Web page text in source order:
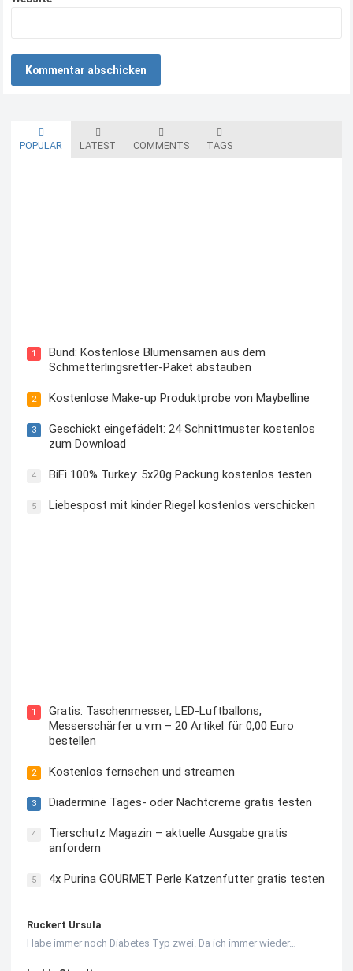
POPULAR LATEST COMMENTS TAGS
1
Bund: Kostenlose Blumensamen aus dem
Schmetterlingsretter-Paket abstauben
2 Kostenlose Make-up Produktprobe von Maybelline
3
Geschickt eingefädelt: 24 Schnittmuster kostenlos
zum Download
4 BiFi 100% Turkey: 5x20g Packung kostenlos testen
5 Liebespost mit kinder Riegel kostenlos verschicken
1
Gratis: Taschenmesser, LED-Luftballons,
Messerschärfer u.v.m – 20 Artikel für 0,00 Euro
bestellen
2 Kostenlos fernsehen und streamen
3 Diadermine Tages- oder Nachtcreme gratis testen
4
Tierschutz Magazin – aktuelle Ausgabe gratis
anfordern
5 4x Purina GOURMET Perle Katzenfutter gratis testen
Ruckert Ursula
Habe immer noch Diabetes Typ zwei. Da ich immer wieder…